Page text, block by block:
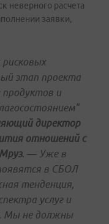
неверного расчета
заявки,
этап проекта
продуктов и
директор
отношений с
. — Уже в
в СБОЛ
тенденция,
услуг и
Мы не должны